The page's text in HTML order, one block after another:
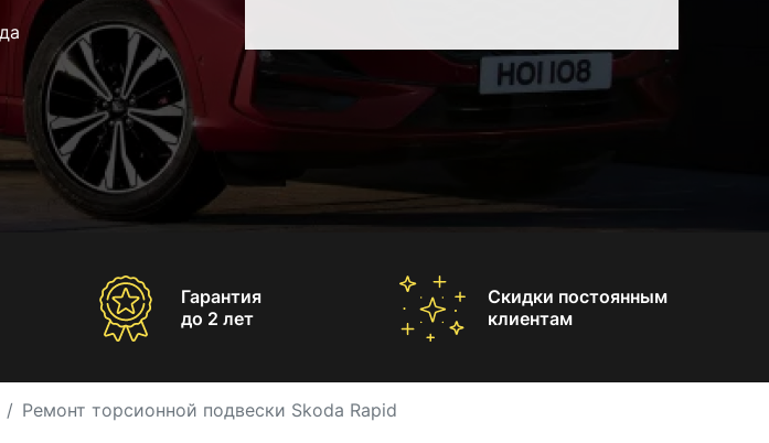
Гарантия
до 2 лет
Скидки постоянным
клиентам
Ремонт торсионной подвески Skoda Rapid